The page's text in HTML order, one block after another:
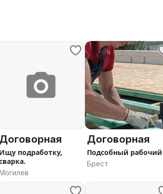
Договорная
Ищу подработку,
Договорная
Подсобный рабочий
Брест